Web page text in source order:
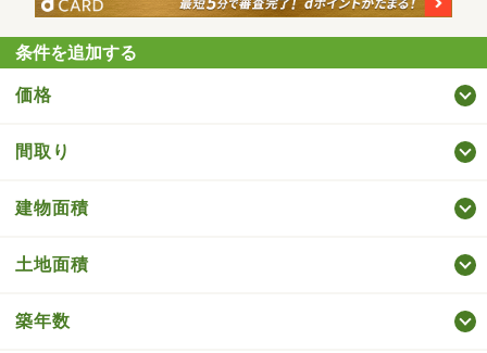
条件を追加する
価格
間取り
建物面積
土地面積
築年数